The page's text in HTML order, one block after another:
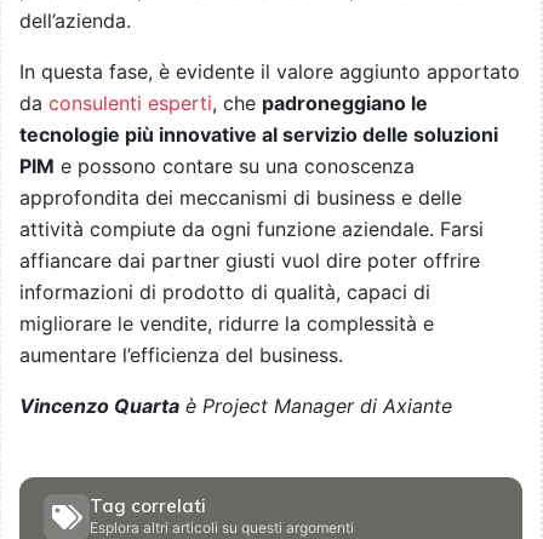
dell’azienda.
In questa fase, è evidente il valore aggiunto apportato
da consulenti esperti, che padroneggiano le
tecnologie più innovative al servizio delle soluzioni
PIM e possono contare su una conoscenza
approfondita dei meccanismi di business e delle
attività compiute da ogni funzione aziendale. Farsi
affiancare dai partner giusti vuol dire poter offrire
informazioni di prodotto di qualità, capaci di
migliorare le vendite, ridurre la complessità e
aumentare l’efficienza del business.
Vincenzo Quarta è Project Manager di Axiante
Tag correlati
Esplora altri articoli su questi argomenti